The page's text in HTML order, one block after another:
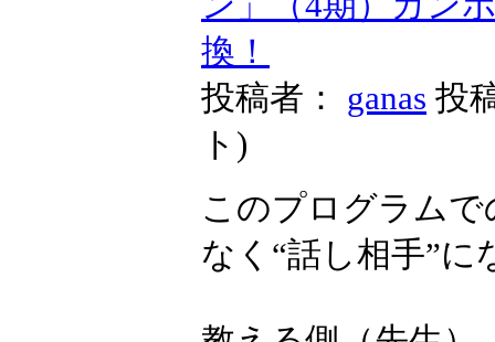
なお、リンク
イベント紹介
（4期）カン
投稿者：ganas